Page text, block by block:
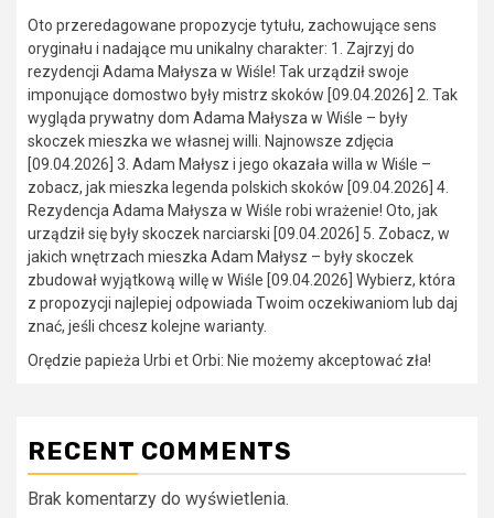
Oto przeredagowane propozycje tytułu, zachowujące sens
oryginału i nadające mu unikalny charakter: 1. Zajrzyj do
rezydencji Adama Małysza w Wiśle! Tak urządził swoje
imponujące domostwo były mistrz skoków [09.04.2026] 2. Tak
wygląda prywatny dom Adama Małysza w Wiśle – były
skoczek mieszka we własnej willi. Najnowsze zdjęcia
[09.04.2026] 3. Adam Małysz i jego okazała willa w Wiśle –
zobacz, jak mieszka legenda polskich skoków [09.04.2026] 4.
Rezydencja Adama Małysza w Wiśle robi wrażenie! Oto, jak
urządził się były skoczek narciarski [09.04.2026] 5. Zobacz, w
jakich wnętrzach mieszka Adam Małysz – były skoczek
zbudował wyjątkową willę w Wiśle [09.04.2026] Wybierz, która
z propozycji najlepiej odpowiada Twoim oczekiwaniom lub daj
znać, jeśli chcesz kolejne warianty.
Orędzie papieża Urbi et Orbi: Nie możemy akceptować zła!
RECENT COMMENTS
Brak komentarzy do wyświetlenia.